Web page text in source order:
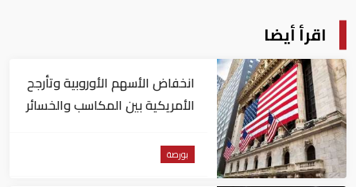
اقرأ أيضا
انخفاض الأسهم الأوروبية وتأرجح
الأمريكية بين المكاسب والخسائر
بورصة